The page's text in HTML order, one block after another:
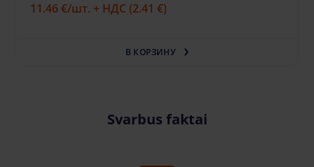
11.46 €/шт. + НДС (2.41 €)
В КОРЗИНУ
Svarbus faktai